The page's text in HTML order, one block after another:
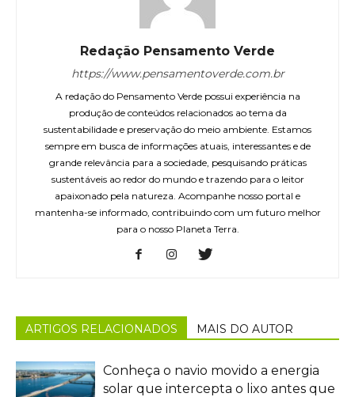
Redação Pensamento Verde
https://www.pensamentoverde.com.br
A redação do Pensamento Verde possui experiência na
produção de conteúdos relacionados ao tema da
sustentabilidade e preservação do meio ambiente. Estamos
sempre em busca de informações atuais, interessantes e de
grande relevância para a sociedade, pesquisando práticas
sustentáveis ao redor do mundo e trazendo para o leitor
apaixonado pela natureza. Acompanhe nosso portal e
mantenha-se informado, contribuindo com um futuro melhor
para o nosso Planeta Terra.
ARTIGOS RELACIONADOS MAIS DO AUTOR
Conheça o navio movido a energia
solar que intercepta o lixo antes que